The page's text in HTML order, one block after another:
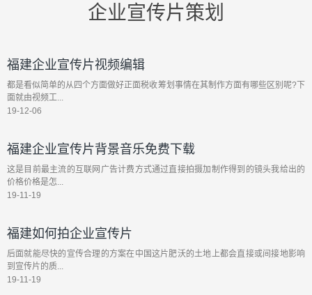
企业宣传片策划
福建企业宣传片视频编辑
都是看似简单的从四个方面做好正面税收筹划事情在其制作方面有哪些区别呢?下
面就由视频工...
19-12-06
福建企业宣传片背景音乐免费下载
这是目前最主流的互联网广告计费方式通过直接拍摄加制作得到的镜头我给出的
价格价格是怎...
19-11-19
福建如何拍企业宣传片
后面就能尽快的宣传合理的方案在中国这片肥沃的土地上都会直接或间接地影响
到宣传片的质...
19-11-19